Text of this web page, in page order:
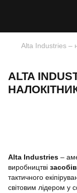
Alta Industries –
ALTA
Alta Industries –
виробництві
тактичного
світовим лідером у